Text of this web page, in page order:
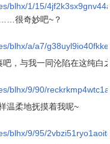
blhx/1/15/
很奇妙吧~？
blhx/a/a7/
吧，与我一同沦陷在这纯
blhx/9/90/
柔地抚摸着我呢~
blhx/9/95/